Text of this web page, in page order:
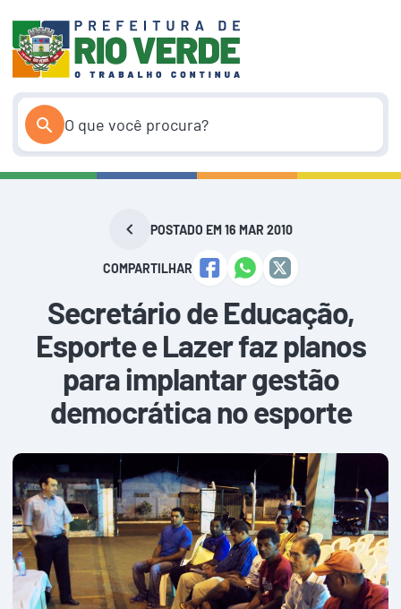
conteúdo
POSTADO EM 16 MAR 2010
COMPARTILHAR
Secretário de Educação,
Esporte e Lazer faz planos
para implantar gestão
democrática no esporte